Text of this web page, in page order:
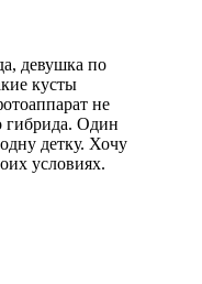
девушка по
кусты
не
гибрида. Один
детку. Хочу
условиях.